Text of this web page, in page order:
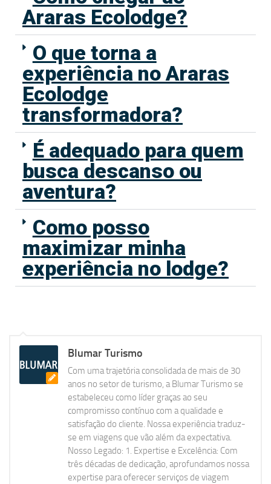
Araras Ecolodge?
O que torna a
experiência no Araras
Ecolodge
transformadora?
É adequado para quem
busca descanso ou
aventura?
Como posso
maximizar minha
experiência no lodge?
Blumar Turismo
Com uma trajetória consolidada de mais de 30
anos no setor de turismo, a Blumar Turismo se
estabeleceu como líder graças ao seu
compromisso contínuo com a qualidade e
satisfação do cliente. Nossa experiência traduz-
se em viagens que vão além da expectativa.
Nosso Legado: 1. Expertise e Excelência: Com
três décadas de dedicação, aprofundamos nossa
expertise para oferecer serviços de viagem